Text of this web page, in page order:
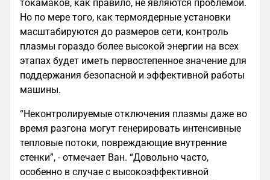
токамаков, как правило, не являются проблемой.
Но по мере того, как термоядерные установки
масштабируются до размеров сети, контроль
плазмы гораздо более высокой энергии на всех
этапах будет иметь первостепенное значение для
поддержания безопасной и эффективной работы
машины.
“Неконтролируемые отключения плазмы даже во
время разгона могут генерировать интенсивные
тепловые потоки, повреждающие внутренние
стенки”, - отмечает Ван. “Довольно часто,
особенно в случае с высокоэффективной